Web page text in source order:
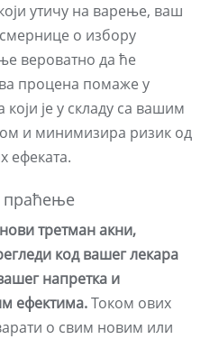
утичу на варење, ваш
о избору
вероватно да ће
процена помаже у
је у складу са вашим
и минимизира ризик од
ефеката.
праћење
третман акни,
код вашег лекара
напретка и
ефектима.Током ових
о свим новим или